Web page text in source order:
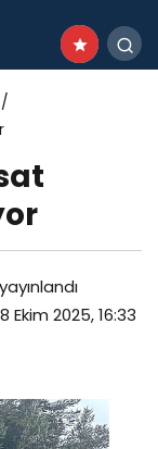
Ekim 2025, 16:33
düzenlendi